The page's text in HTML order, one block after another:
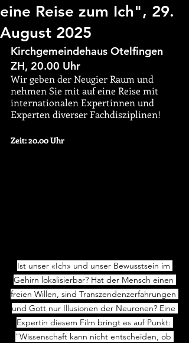
eine Reise zum Ich", 29.
August 2025
Kirchgemeindehaus Otelfingen
ZH, 20.00 Uhr
Wir geben der Neugier Raum und
nehmen Sie mit auf eine Reise mit
internationalen Expertinnen und
Experten diverser Fachdisziplinen!
Zeit: 20.00 Uhr
Ist unser «Ich» und unser Bewusstsein im
Gehirn lokalisierbar? Hat der Mensch einen
freien Willen, sind Transzendenzerfahrungen
und Gott nur Illusionen der Neuronen? Eine
Expertin diesem Film bringt es auf Punkt:
"Wissenschaft kann nicht entscheiden, ob